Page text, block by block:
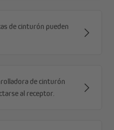
de cinturón pueden
de cinturón
al receptor.